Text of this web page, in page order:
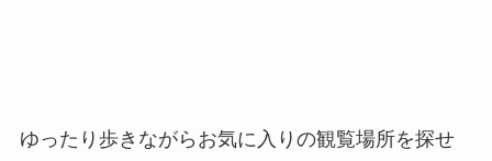
ゆったり歩きながらお気に入りの観覧場所を探せ